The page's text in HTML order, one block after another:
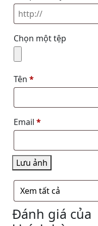
Chọn một tệp
Tên *
Email *
Lưu ảnh
Đánh giá của